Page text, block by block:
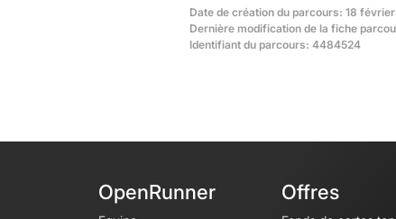
Date de création du parcours: 18
Dernière modification de la fiche
Identifiant du parcours: 4484524
OpenRunner Offres